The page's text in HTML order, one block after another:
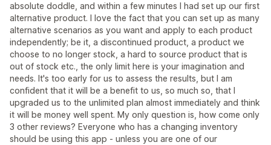
absolute doddle, and within a few minutes I had set up our first
alternative product. I love the fact that you can set up as many
alternative scenarios as you want and apply to each product
independently; be it, a discontinued product, a product we
choose to no longer stock, a hard to source product that is
out of stock etc., the only limit here is your imagination and
needs. It's too early for us to assess the results, but I am
confident that it will be a benefit to us, so much so, that I
upgraded us to the unlimited plan almost immediately and think
it will be money well spent. My only question is, how come only
3 other reviews? Everyone who has a changing inventory
should be using this app - unless you are one of our